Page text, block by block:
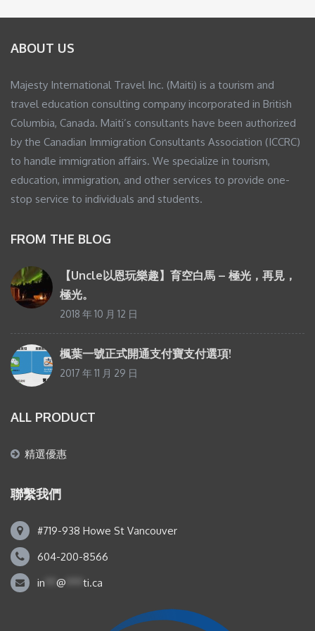
ABOUT US
Majesty International Travel Inc. (Maiti) is a tourism and
travel education consulting company incorporated in British
Columbia, Canada. Maiti’s consultants have been authorized
by the Canadian Immigration Consultants Association (ICCRC)
to handle immigration affairs. We specialize in tourism,
education, immigration, and other services to provide one-
stop service to individuals and students.
FROM THE BLOG
【Uncle以恩玩樂趣】育空白馬 – 極光，再見，
極光。
2018 年 10 月 12 日
楓葉一號正式開通支付寶支付選項!
2017 年 11 月 29 日
ALL PRODUCT
精選優惠
聯繫我們
#719-938 Howe St Vancouver
604-200-8566
in
@ ti.ca